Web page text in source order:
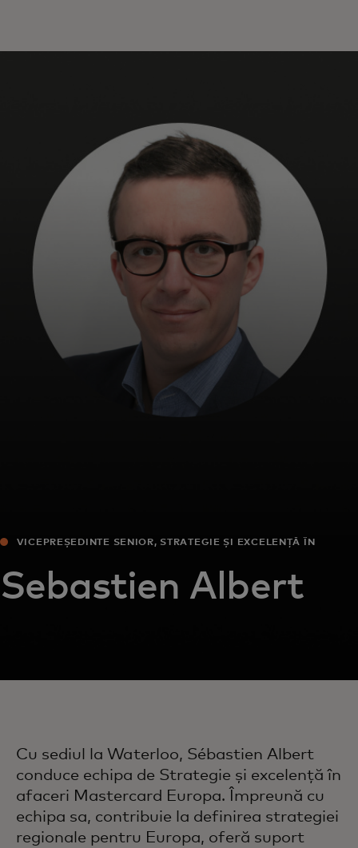
Pentru întreaga lume
Pentru inovatori
Știri și tendințe
VICEPREȘEDINTE SENIOR, STRATEGIE ȘI EXCELENȚĂ ÎN
Sebastien Albert
Cu sediul la Waterloo, Sébastien Albert
conduce echipa de Strategie și excelență în
afaceri Mastercard Europa. Împreună cu
echipa sa, contribuie la definirea strategiei
regionale pentru Europa, oferă suport